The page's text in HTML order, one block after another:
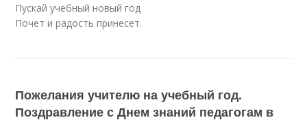
Пускай учебный новый год
Почет и радость принесет.
Пожелания учителю на учебный год.
Поздравление с Днем знаний педагогам в